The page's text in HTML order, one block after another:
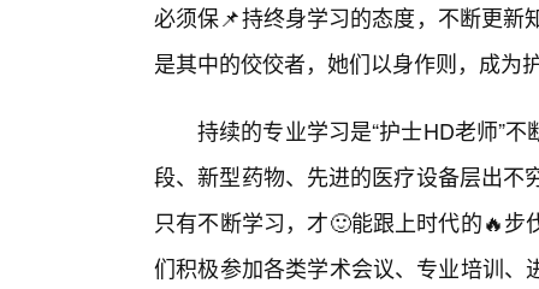
必须保📌持终身学习的态度，不断更新
是其中的佼佼者，她们以身作则，成为
持续的专业学习是“护士HD老师”
段、新型药物、先进的医疗设备层出不
只有不断学习，才🙂能跟上时代的🔥
们积极参加各类学术会议、专业培训